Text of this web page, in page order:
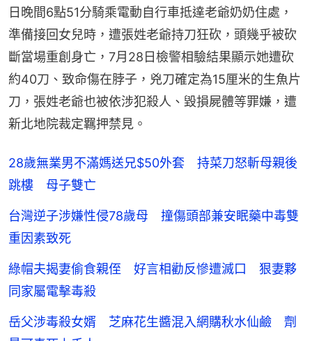
日晚間6點51分騎乘電動自行車抵達老爺奶奶住處，
準備接回女兒時，遭張姓老爺持刀狂砍，頭幾乎被砍
斷當場重創身亡，7月28日檢警相驗結果顯示她遭砍
約40刀、致命傷在脖子，兇刀確定為15厘米的生魚片
刀，張姓老爺也被依涉犯殺人、毀損屍體等罪嫌，遭
新北地院裁定羈押禁見。
28歲無業男不滿媽送兄$50外套 持菜刀怒斬母親後
跳樓 母子雙亡
台灣逆子涉嫌性侵78歲母 撞傷頭部兼安眠藥中毒雙
重因素致死
綠帽夫揭妻偷食親侄 好言相勸反慘遭滅口 狠妻夥
同家屬電擊毒殺
岳父涉毒殺女婿 芝麻花生醬混入網購秋水仙鹼 劑